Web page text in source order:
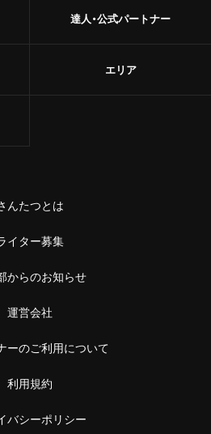
達人・公式パートナー
エリア
んたつとは
イター募集
からのお知らせ
運営会社
ーのご利用について
利用規約
バシーポリシー